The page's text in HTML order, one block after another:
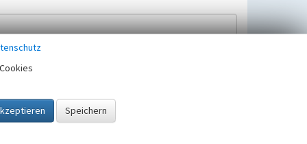
gespeichert und verwendet.
gültigen Europäischen